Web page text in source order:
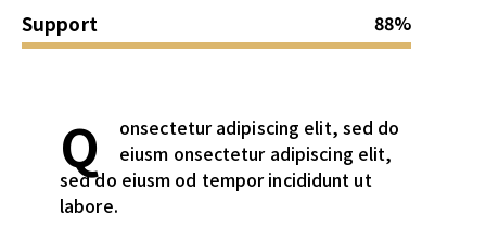
Support 88%
Q
onsectetur adipiscing elit, sed do
eiusm onsectetur adipiscing elit,
sed do eiusm od tempor incididunt ut
labore.